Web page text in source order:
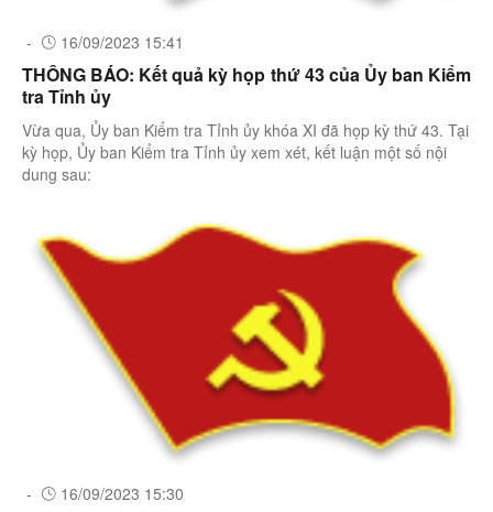
- 16/09/2023 15:41
THÔNG BÁO: Kết quả kỳ họp thứ 43 của Ủy ban Kiểm
tra Tỉnh ủy
Vừa qua, Ủy ban Kiểm tra Tỉnh ủy khóa XI đã họp kỳ thứ 43. Tại
kỳ họp, Ủy ban Kiểm tra Tỉnh ủy xem xét, kết luận một số nội
dung sau:
- 16/09/2023 15:30